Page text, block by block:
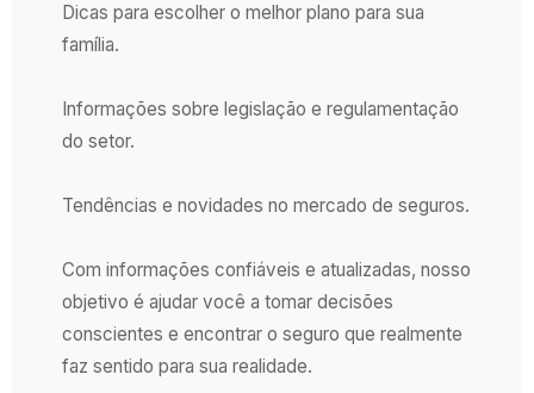
Dicas para escolher o melhor plano para sua
família.
Informações sobre legislação e regulamentação
do setor.
Tendências e novidades no mercado de seguros.
Com informações confiáveis e atualizadas, nosso
objetivo é ajudar você a tomar decisões
conscientes e encontrar o seguro que realmente
faz sentido para sua realidade.